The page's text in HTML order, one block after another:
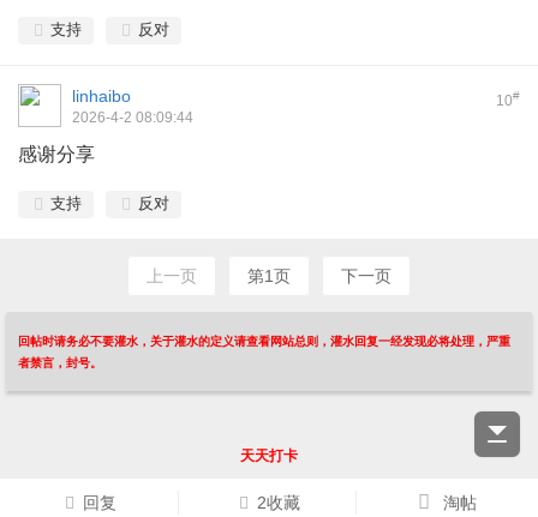
支持 反对
10#
linhaibo
2026-4-2 08:09:44
感谢分享
支持 反对
上一页 第1页 下一页
回帖时请务必不要灌水，关于灌水的定义请查看网站总则，灌水回复一经发现必将处理，严重
者禁言，封号。
回复 2收藏 淘帖
天天打卡